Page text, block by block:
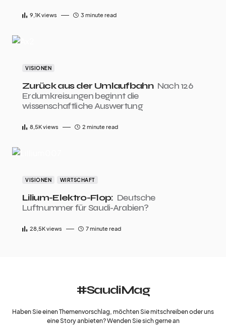
9,1Kviews 3 minute read
VISIONEN
Zurück aus der Umlaufbahn Nach 126
Erdumkreisungen beginnt die
wissenschaftliche Auswertung
8,5Kviews 2 minute read
VISIONEN WIRTSCHAFT
Lilium-Elektro-Flop: Deutsche
Luftnummer für Saudi-Arabien?
28,5Kviews 7 minute read
#SaudiMag
Haben Sie einen Themenvorschlag, möchten Sie mitschreiben oder uns
eine Story anbieten? Wenden Sie sich gerne an